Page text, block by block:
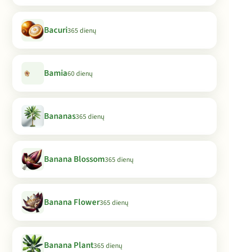
Bacuri365 dienų
Bamia60 dienų
Bananas365 dienų
Banana Blossom365 dienų
Banana Flower365 dienų
Banana Plant365 dienų